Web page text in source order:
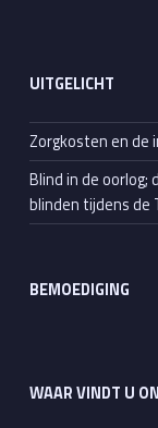
UITGELICHT
Zorgkosten en de
Blind in de oorlog;
blinden tijdens de
BEMOEDIGING
WAAR VINDT U